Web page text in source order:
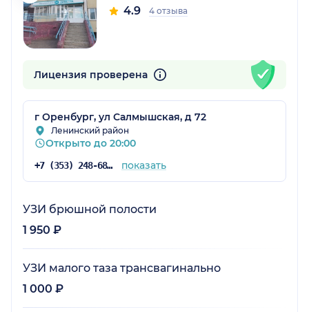
4.9 4 отзыва
Лицензия проверена
г Оренбург, ул Салмышская, д 72
Ленинский район
Открыто до 20:00
+7 (353) 248-68-57 показать
УЗИ брюшной полости
1 950 ₽
УЗИ малого таза трансвагинально
1 000 ₽